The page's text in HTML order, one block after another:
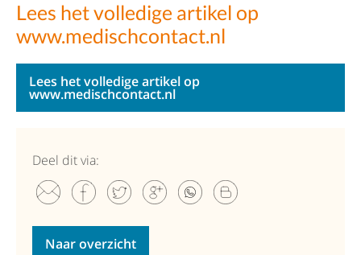
Lees het volledige artikel op
www.medischcontact.nl
Lees het volledige artikel op
www.medischcontact.nl
Deel dit via:
Naar overzicht